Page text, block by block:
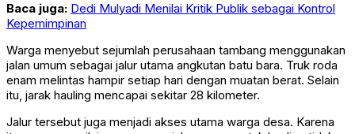
Baca juga: Dedi Mulyadi Menilai Kritik Publik sebagai Kontrol
Kepemimpinan
Warga menyebut sejumlah perusahaan tambang menggunakan
jalan umum sebagai jalur utama angkutan batu bara. Truk roda
enam melintas hampir setiap hari dengan muatan berat. Selain
itu, jarak hauling mencapai sekitar 28 kilometer.
Jalur tersebut juga menjadi akses utama warga desa. Karena